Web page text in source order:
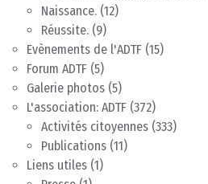
Naissance. (12)
Réussite. (9)
Evènements de l'ADTF (15)
Forum ADTF (5)
Galerie photos (5)
L'association: ADTF (372)
Activités citoyennes (333)
Publications (11)
Liens utiles (1)